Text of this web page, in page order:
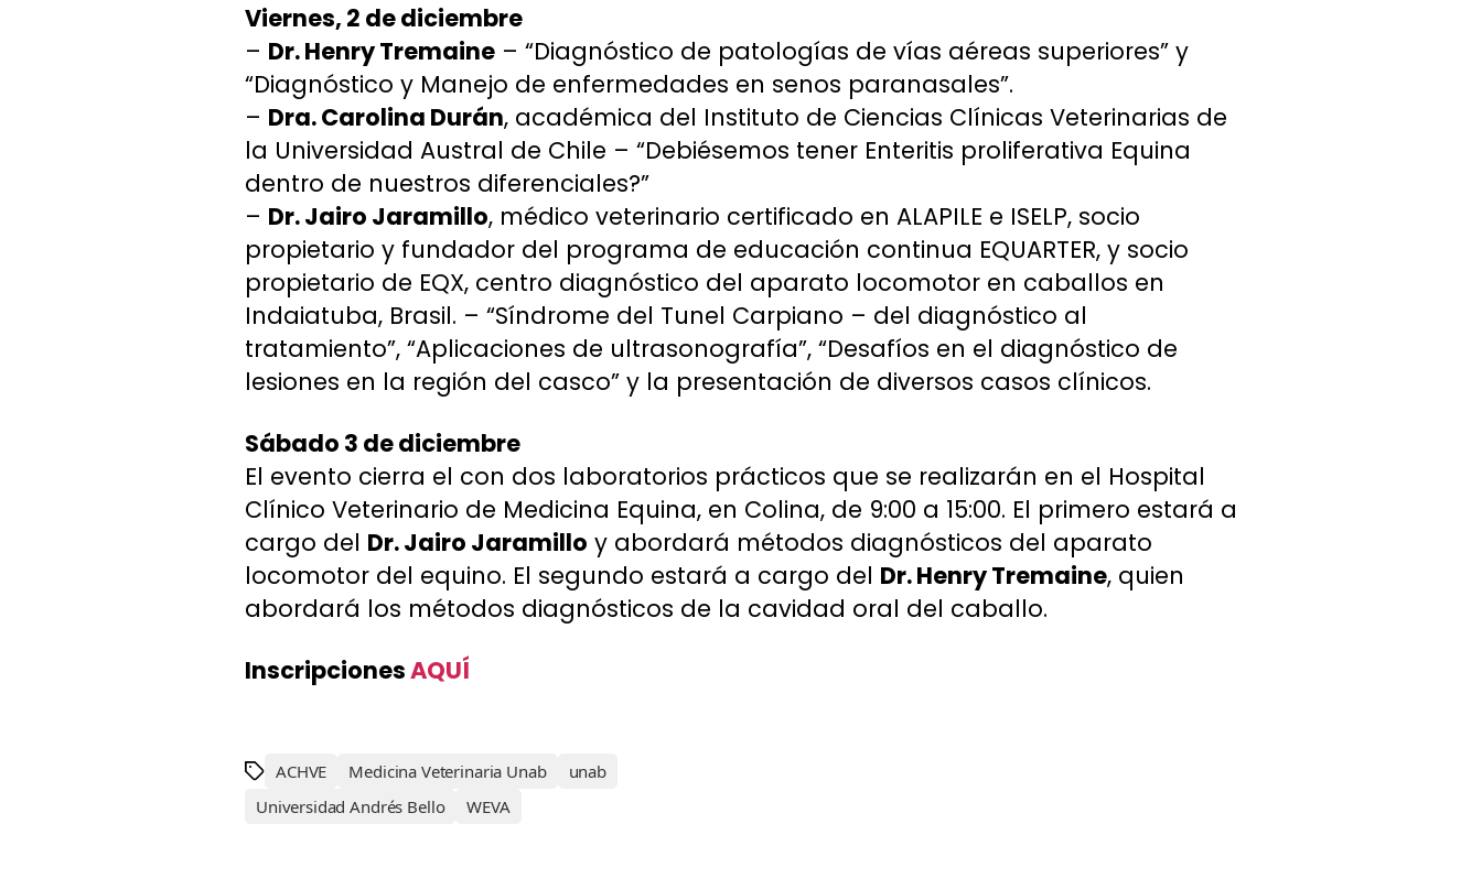
Viernes, 2 de diciembre
– Dr. Henry Tremaine – “Diagnóstico de patologías de vías aéreas superiores” y
“Diagnóstico y Manejo de enfermedades en senos paranasales”.
– Dra. Carolina Durán, académica del Instituto de Ciencias Clínicas Veterinarias de
la Universidad Austral de Chile – “Debiésemos tener Enteritis proliferativa Equina
dentro de nuestros diferenciales?”
– Dr. Jairo Jaramillo, médico veterinario certificado en ALAPILE e ISELP, socio
propietario y fundador del programa de educación continua EQUARTER, y socio
propietario de EQX, centro diagnóstico del aparato locomotor en caballos en
Indaiatuba, Brasil. – “Síndrome del Tunel Carpiano – del diagnóstico al
tratamiento”, “Aplicaciones de ultrasonografía”, “Desafíos en el diagnóstico de
lesiones en la región del casco” y la presentación de diversos casos clínicos.
Sábado 3 de diciembre
El evento cierra el con dos laboratorios prácticos que se realizarán en el Hospital
Clínico Veterinario de Medicina Equina, en Colina, de 9:00 a 15:00. El primero estará a
cargo del Dr. Jairo Jaramillo y abordará métodos diagnósticos del aparato
locomotor del equino. El segundo estará a cargo del Dr. Henry Tremaine, quien
abordará los métodos diagnósticos de la cavidad oral del caballo.
InscripcionesAQUÍ
ACHVE Medicina Veterinaria Unab
unab
Universidad Andrés Bello
WEVA